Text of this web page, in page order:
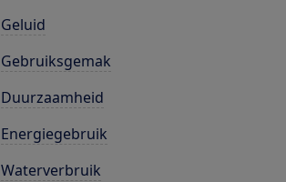
Geluid
Gebruiksgemak
Duurzaamheid
Energiegebruik
Waterverbruik